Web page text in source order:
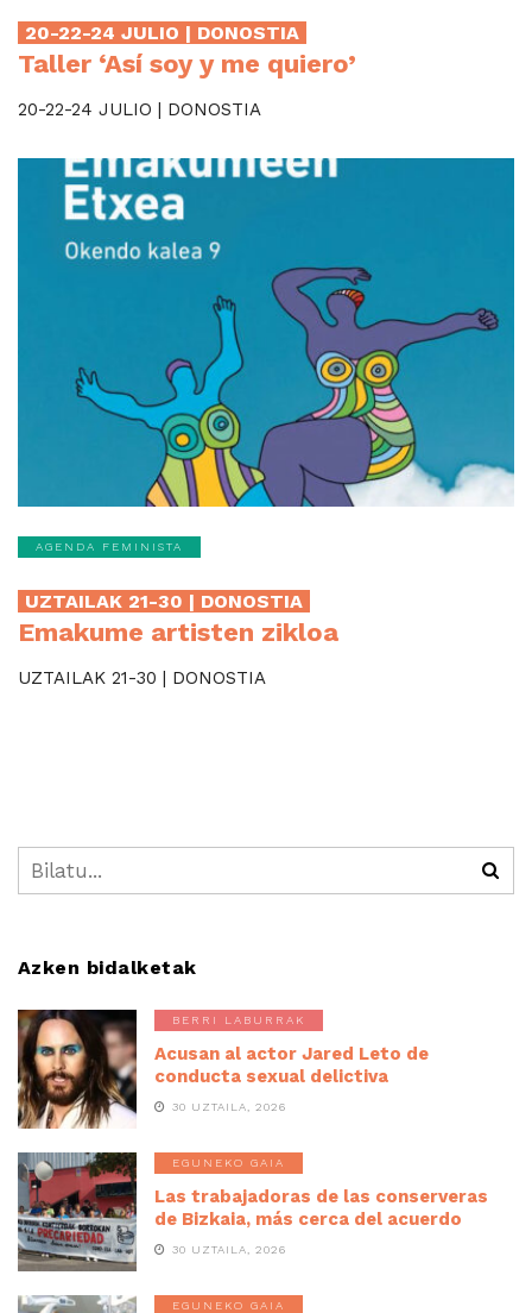
20-22-24 JULIO | DONOSTIA
Taller ‘Así soy y me quiero’
20-22-24 JULIO | DONOSTIA
AGENDA FEMINISTA
UZTAILAK 21-30 | DONOSTIA
Emakume artisten zikloa
UZTAILAK 21-30 | DONOSTIA
Azken bidalketak
BERRI LABURRAK
Acusan al actor Jared Leto de
conducta sexual delictiva
30 UZTAILA, 2026
EGUNEKO GAIA
Las trabajadoras de las conserveras
de Bizkaia, más cerca del acuerdo
30 UZTAILA, 2026
EGUNEKO GAIA